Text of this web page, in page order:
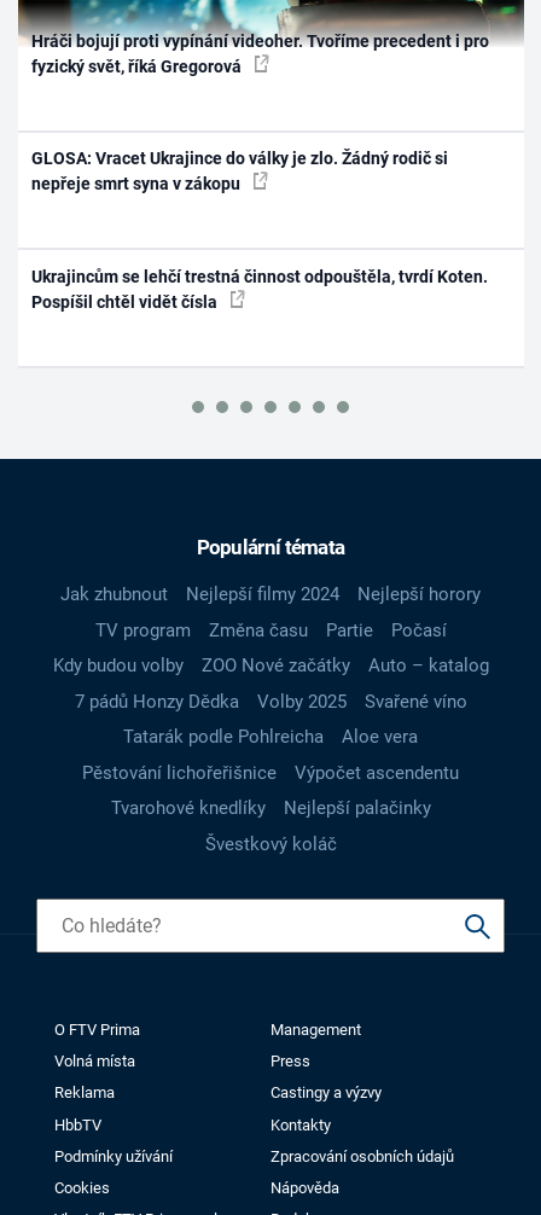
Hráči bojují proti vypínání videoher. Tvoříme precedent i pro
fyzický svět, říká Gregorová
GLOSA: Vracet Ukrajince do války je zlo. Žádný rodič si
nepřeje smrt syna v zákopu
Ukrajincům se lehčí trestná činnost odpouštěla, tvrdí Koten.
Pospíšil chtěl vidět čísla
Populární témata
Jak zhubnout Nejlepší filmy 2024
Nejlepší horory
TV program
Změna času Partie
Počasí
Kdy budou volby
ZOO Nové začátky
Auto – katalog
7 pádů Honzy Dědka
Volby 2025
Svařené víno
Tatarák podle Pohlreicha
Aloe vera
Pěstování lichořeřišnice
Výpočet ascendentu
Tvarohové knedlíky
Nejlepší palačinky
Švestkový koláč
O FTV Prima
Management
Volná místa
Press
Reklama
Castingy a výzvy
HbbTV
Kontakty
Podmínky užívání
Zpracování osobních údajů
Cookies
Nápověda